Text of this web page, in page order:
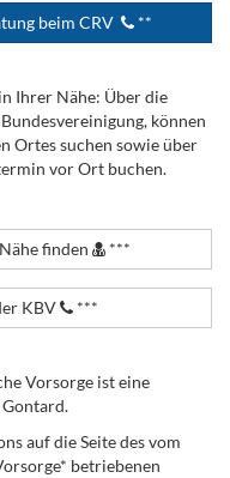
beim CRV **
Ihrer Nähe: Über die
können
Ortes suchen sowie über
vor Ort buchen.
finden ***
KBV ***
Vorsorge ist eine
auf die Seite des vom
betriebenen